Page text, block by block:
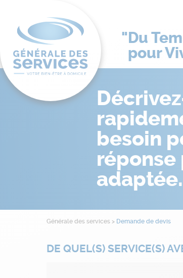
Du
pour
besoin
réponse
adaptée.
Générale des services > Demande de devis
DE QUEL(S) SERVICE(S)